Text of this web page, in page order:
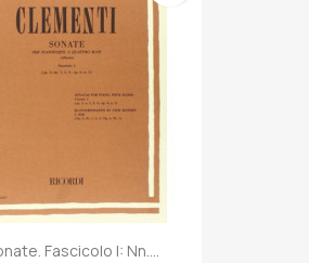
Fascicolo I: Nn....